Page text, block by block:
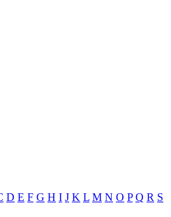
D E F G H I J K L M N O P Q R S